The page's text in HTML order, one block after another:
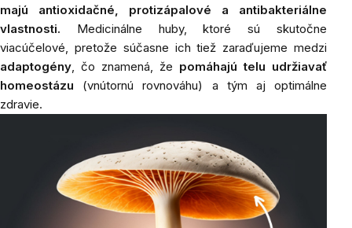
majú antioxidačné, protizápalové a antibakteriálne
vlastnosti. Medicinálne huby, ktoré sú skutočne
viacúčelové, pretože súčasne ich tiež zaraďujeme medzi
adaptogény, čo znamená, že pomáhajú telu udržiavať
homeostázu (vnútornú rovnováhu) a tým aj optimálne
zdravie.